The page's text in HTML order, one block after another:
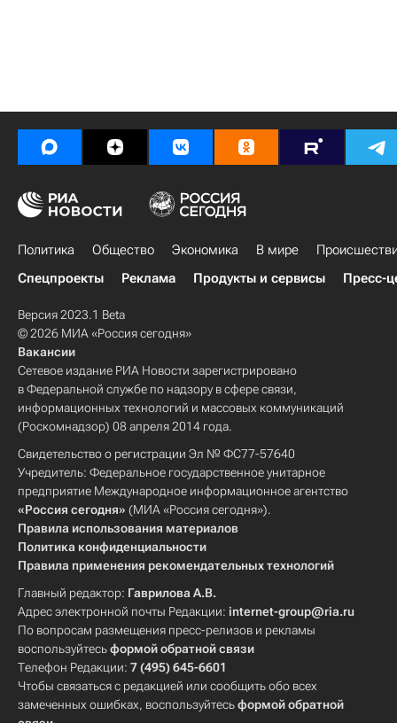
Политика Общество Экономика В мире
Спецпроекты
Реклама Продукты и сервисы Пресс-
Версия 2023.1 Beta
© 2026 МИА «Россия сегодня»
Вакансии
Сетевое издание РИА Новости зарегистрировано
в Федеральной службе по надзору в сфере связи,
информационных технологий и массовых коммуникаций
(Роскомнадзор) 08 апреля 2014 года.
Свидетельство о регистрации Эл № ФС77-57640
Учредитель: Федеральное государственное унитарное
предприятие Международное информационное агентство
«Россия сегодня» (МИА «Россия сегодня»).
Правила использования материалов
Политика конфиденциальности
Правила применения рекомендательных технологий
Главный редактор: Гаврилова А.В.
Адрес электронной почты Редакции: internet-group@ria.ru
По вопросам размещения пресс-релизов и рекламы
воспользуйтесьформой обратной связи
Телефон Редакции: 7 (495) 645-6601
Чтобы связаться с редакцией или сообщить обо всех
замеченных ошибках, воспользуйтесьформой обратной